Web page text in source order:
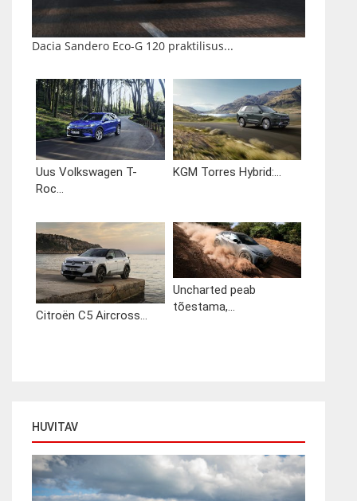
Dacia Sandero Eco-G 120 praktilisus...
Uus Volkswagen T-
Roc...
KGM Torres Hybrid:...
Citroën C5 Aircross...
Uncharted peab
tõestama,...
HUVITAV